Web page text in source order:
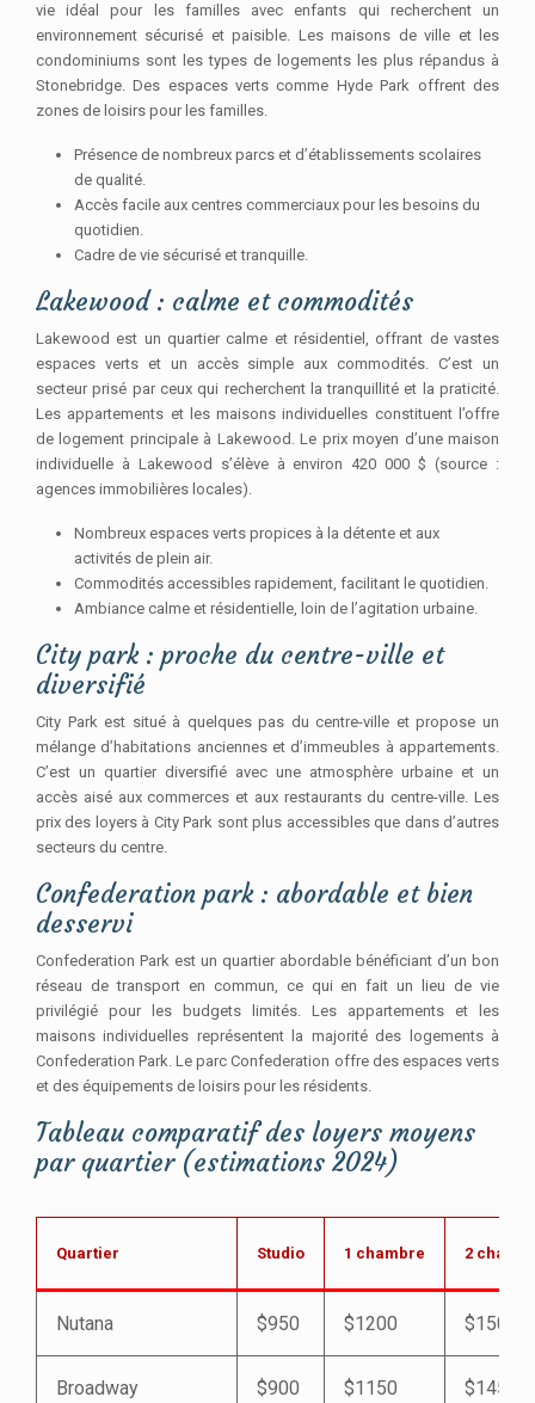
vie idéal pour les familles avec enfants qui recherchent un
environnement sécurisé et paisible. Les maisons de ville et les
condominiums sont les types de logements les plus répandus à
Stonebridge. Des espaces verts comme Hyde Park offrent des
zones de loisirs pour les familles.
Présence de nombreux parcs et d’établissements scolaires
de qualité.
Accès facile aux centres commerciaux pour les besoins du
quotidien.
Cadre de vie sécurisé et tranquille.
Lakewood : calme et commodités
Lakewood est un quartier calme et résidentiel, offrant de vastes
espaces verts et un accès simple aux commodités. C’est un
secteur prisé par ceux qui recherchent la tranquillité et la praticité.
Les appartements et les maisons individuelles constituent l’offre
de logement principale à Lakewood. Le prix moyen d’une maison
individuelle à Lakewood s’élève à environ 420 000 $ (source :
agences immobilières locales).
Nombreux espaces verts propices à la détente et aux
activités de plein air.
Commodités accessibles rapidement, facilitant le quotidien.
Ambiance calme et résidentielle, loin de l’agitation urbaine.
City park : proche du centre-ville et
diversifié
City Park est situé à quelques pas du centre-ville et propose un
mélange d’habitations anciennes et d’immeubles à appartements.
C’est un quartier diversifié avec une atmosphère urbaine et un
accès aisé aux commerces et aux restaurants du centre-ville. Les
prix des loyers à City Park sont plus accessibles que dans d’autres
secteurs du centre.
Confederation park : abordable et bien
desservi
Confederation Park est un quartier abordable bénéficiant d’un bon
réseau de transport en commun, ce qui en fait un lieu de vie
privilégié pour les budgets limités. Les appartements et les
maisons individuelles représentent la majorité des logements à
Confederation Park. Le parc Confederation offre des espaces verts
et des équipements de loisirs pour les résidents.
Tableau comparatif des loyers moyens
par quartier (estimations 2024)
Quartier Studio 1 chambre 2
Nutana $950 $1200 $1500
Broadway $900 $1150 $1450